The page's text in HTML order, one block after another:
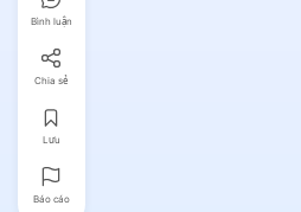
Bình luận
Chia sẻ
Lưu
Báo cáo